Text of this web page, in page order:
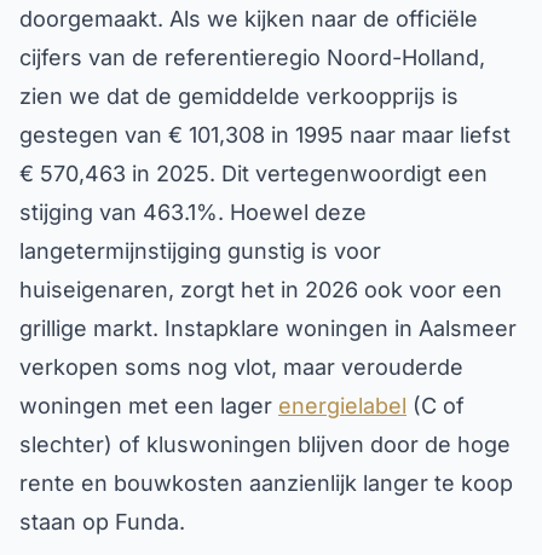
doorgemaakt. Als we kijken naar de officiële
cijfers van de referentieregio Noord-Holland,
zien we dat de gemiddelde verkoopprijs is
gestegen van € 101,308 in 1995 naar maar liefst
€ 570,463 in 2025. Dit vertegenwoordigt een
stijging van 463.1%. Hoewel deze
langetermijnstijging gunstig is voor
huiseigenaren, zorgt het in 2026 ook voor een
grillige markt. Instapklare woningen in Aalsmeer
verkopen soms nog vlot, maar verouderde
woningen met een lager energielabel (C of
slechter) of kluswoningen blijven door de hoge
rente en bouwkosten aanzienlijk langer te koop
staan op Funda.